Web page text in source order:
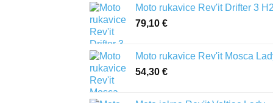
Moto rukavice Rev'it Drifter 3
79,10 €
Moto rukavice Rev'it Mosca
54,30 €